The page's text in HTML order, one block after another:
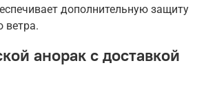
дополнительную защиту
ветра.
анорак с доставкой